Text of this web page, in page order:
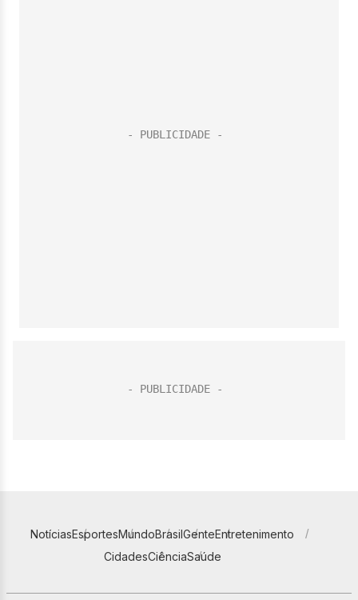
NotíciasEsportesMundoBrasilGenteEntretenimento
CidadesCiênciaSaúde